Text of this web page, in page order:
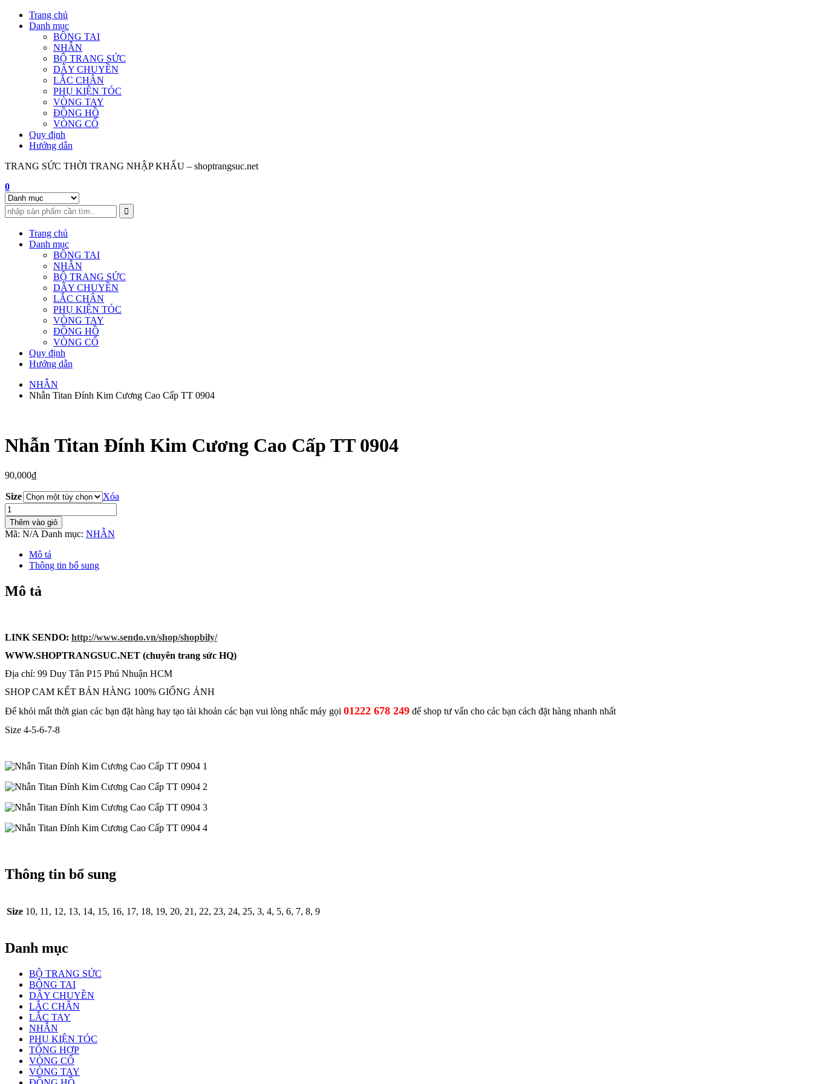
Skip
Trang chủ
Danh mục
BÔNG TAI
NHẪN
BỘ TRANG SỨC
DÂY CHUYỀN
LẮC CHÂN
PHỤ KIỆN TÓC
VÒNG TAY
ĐỒNG HỒ
VÒNG CỔ
Quy định
Hướng dẫn
TRANG SỨC THỜI TRANG NHẬP KHẨU – shoptrangsuc.net
0
Trang chủ
Danh mục
BÔNG TAI
NHẪN
BỘ TRANG SỨC
DÂY CHUYỀN
LẮC CHÂN
PHỤ KIỆN TÓC
VÒNG TAY
ĐỒNG HỒ
VÒNG CỔ
Quy định
Hướng dẫn
NHẪN
Nhẫn Titan Đính Kim Cương Cao Cấp TT 0904
Nhẫn Titan Đính Kim Cương Cao Cấp TT 0904
90,000₫
Size
Xóa
Nhẫn
Titan
Đính
Kim
Cương
Cao
TT
0904
Thêm vào giỏ
Mã: N/A Danh mục: NHẪN
Mô tả
Thông tin bổ sung
Mô tả
LINK SENDO: http://www.sendo.vn/shop/shopbily/
WWW.SHOPTRANGSUC.NET (chuyên trang sức HQ)
Địa chỉ: 99 Duy Tân P15 Phú Nhuận HCM
SHOP CAM KẾT BÁN HÀNG 100% GIỐNG ẢNH
Để khỏi mất thời gian các bạn đặt hàng hay tạo tài khoản các bạn vui lòng nhấc máy gọi 01222 678 249 để shop tư vấn cho các bạn cách đặt hàng nhanh nhất
Size 4-5-6-7-8
Thông tin bổ sung
Size 10, 11, 12, 13, 14, 15, 16, 17, 18, 19, 20, 21, 22, 23, 24, 25, 3, 4, 5, 6, 7, 8, 9
Danh mục
BỘ TRANG SỨC
BÔNG TAI
DÂY CHUYỀN
LẮC CHÂN
LẮC TAY
NHẪN
PHỤ KIỆN TÓC
TỔNG HỢP
VÒNG CỔ
VÒNG TAY